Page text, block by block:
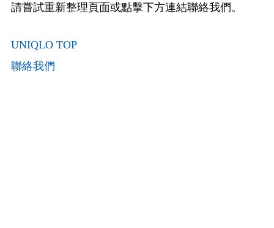
請嘗試重新整理頁面或點擊下方連結聯絡我們。
UNIQLO TOP
聯絡我們